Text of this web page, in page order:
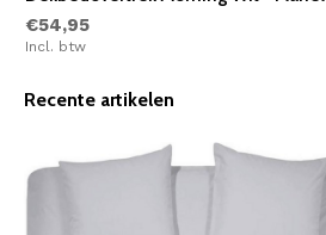
€54,95
Incl. btw
Recente artikelen